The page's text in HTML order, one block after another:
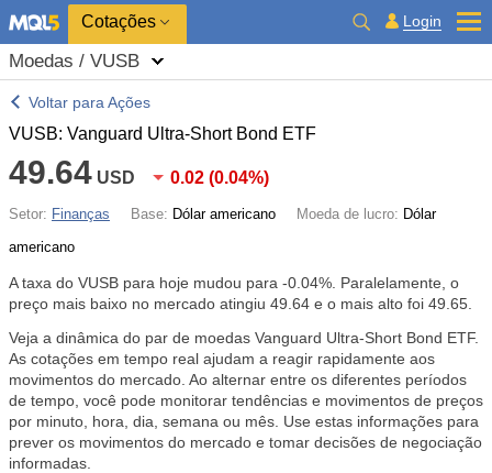
Cotações Login
Moedas / VUSB
Voltar para Ações
VUSB: Vanguard Ultra-Short Bond ETF
49.64 USD 0.02 (0.04%)
Setor: Finanças Base: Dólar americano Moeda de lucro: Dólar
americano
A taxa do VUSB para hoje mudou para -0.04% . Paralelamente, o
preço mais baixo no mercado atingiu 49.64 e o mais alto foi 49.65.
Veja a dinâmica do par de moedas Vanguard Ultra-Short Bond ETF.
As cotações em tempo real ajudam a reagir rapidamente aos
movimentos do mercado. Ao alternar entre os diferentes períodos
de tempo, você pode monitorar tendências e movimentos de preços
por minuto, hora, dia, semana ou mês. Use estas informações para
prever os movimentos do mercado e tomar decisões de negociação
informadas.